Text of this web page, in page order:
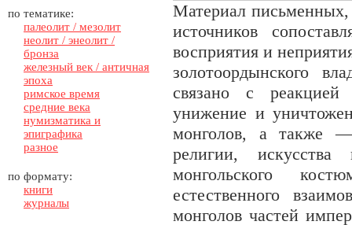
по тематике:
палеолит / мезолит
неолит / энеолит /
бронза
железный век / античная
эпоха
римское время
средние века
нумизматика и
эпиграфика
разное
по формату:
книги
журналы
Материал
источников
восприятия и
золотоордынского
связано с
унижение и
монголов, а также
религии,
монгольского
естественного
монголов частей